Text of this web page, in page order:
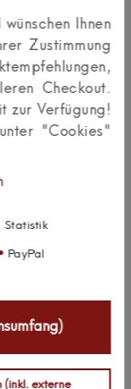
bestehende
mm
ideal
geeignet?
ist auch für
Ihnen
Zustimmung
Checkout.
zur Verfügung!
"Cookies"
Statistik
PayPal
(inkl. externe